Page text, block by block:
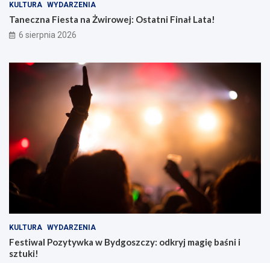
KULTURA WYDARZENIA
Taneczna Fiesta na Żwirowej: Ostatni Finał Lata!
6 sierpnia 2026
KULTURA WYDARZENIA
Festiwal Pozytywka w Bydgoszczy: odkryj magię baśni i
sztuki!